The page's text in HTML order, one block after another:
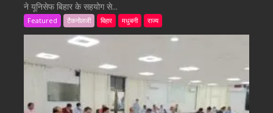
ने यूनिसेफ बिहार के सहयोग से...
Featured टैकनोलजी बिहार मधुबनी राज्य